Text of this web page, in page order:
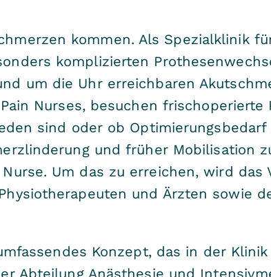
kommen. Als Spezialklinik
komplizierten
um die Uhr erreichbaren
Nurses, besuchen frischoperierte
sind oder ob Optimierungsbedarf
und früher Mobilisation
Um das zu erreichen, wird das
und Ärzten sowie
Konzept, das in der
Abteilung Anästhesie und